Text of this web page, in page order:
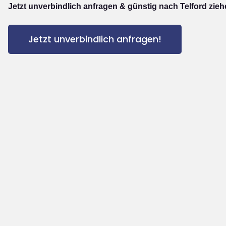
Jetzt unverbindlich anfragen & günstig nach Telford
Jetzt unverbindlich anfragen!